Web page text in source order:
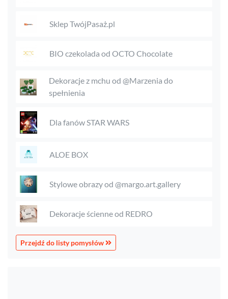
Sklep TwójPasaż.pl
BIO czekolada od OCTO Chocolate
Dekoracje z mchu od @Marzenia do
spełnienia
Dla fanów STAR WARS
ALOE BOX
Stylowe obrazy od @margo.art.gallery
Dekoracje ścienne od REDRO
Przejdź do listy pomysłów